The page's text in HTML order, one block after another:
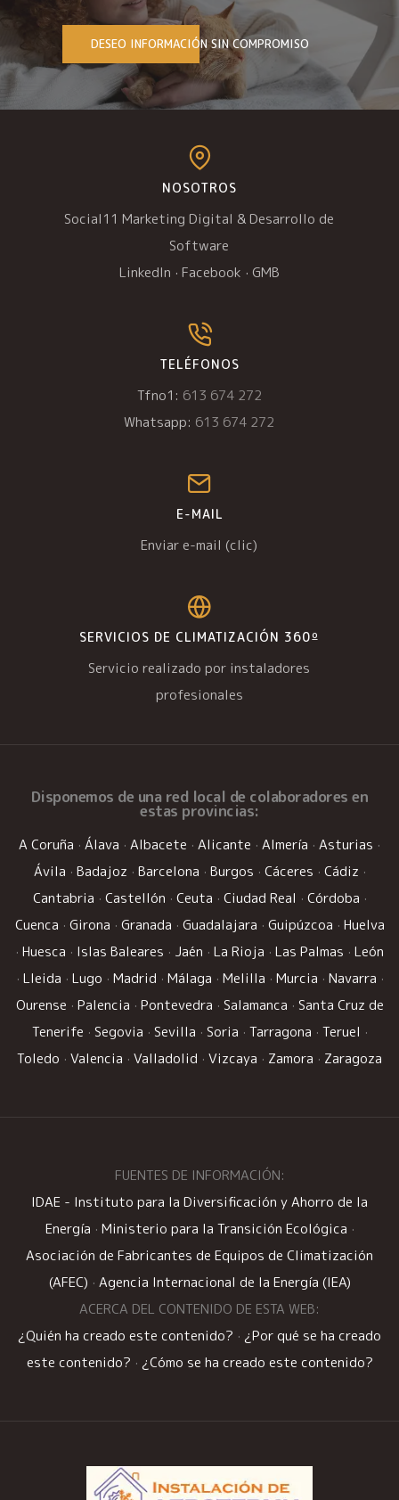
DESEO INFORMACIÓN SIN COMPROMISO
NOSOTROS
Social11 Marketing Digital & Desarrollo de
Software
LinkedIn · Facebook · GMB
TELÉFONOS
Tfno1: 613 674 272
Whatsapp: 613 674 272
E-MAIL
Enviar e-mail (clic)
SERVICIOS DE CLIMATIZACIÓN 360º
Servicio realizado por instaladores
profesionales
Disponemos de una red local de colaboradores en
estas provincias:
A Coruña · Álava · Albacete · Alicante · Almería · Asturias ·
Ávila · Badajoz · Barcelona · Burgos · Cáceres · Cádiz ·
Cantabria · Castellón · Ceuta · Ciudad Real · Córdoba ·
Cuenca · Girona · Granada · Guadalajara · Guipúzcoa · Huelva
· Huesca · Islas Baleares · Jaén · La Rioja · Las Palmas · León
· Lleida · Lugo · Madrid · Málaga · Melilla · Murcia · Navarra ·
Ourense · Palencia · Pontevedra · Salamanca · Santa Cruz de
Tenerife · Segovia · Sevilla · Soria · Tarragona · Teruel ·
Toledo · Valencia · Valladolid · Vizcaya · Zamora · Zaragoza
FUENTES DE INFORMACIÓN:
IDAE - Instituto para la Diversificación y Ahorro de la
Energía · Ministerio para la Transición Ecológica ·
Asociación de Fabricantes de Equipos de Climatización
(AFEC) · Agencia Internacional de la Energía (IEA)
ACERCA DEL CONTENIDO DE ESTA WEB:
¿Quién ha creado este contenido? · ¿Por qué se ha creado
este contenido? · ¿Cómo se ha creado este contenido?